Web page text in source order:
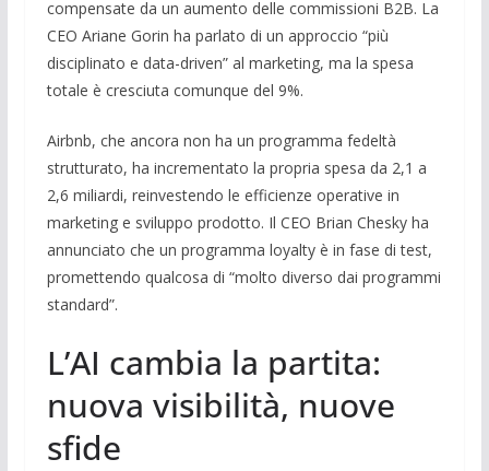
compensate da un aumento delle commissioni B2B. La
CEO Ariane Gorin ha parlato di un approccio “più
disciplinato e data-driven” al marketing, ma la spesa
totale è cresciuta comunque del 9%.
Airbnb, che ancora non ha un programma fedeltà
strutturato, ha incrementato la propria spesa da 2,1 a
2,6 miliardi, reinvestendo le efficienze operative in
marketing e sviluppo prodotto. Il CEO Brian Chesky ha
annunciato che un programma loyalty è in fase di test,
promettendo qualcosa di “molto diverso dai programmi
standard”.
L’AI cambia la partita:
nuova visibilità, nuove
sfide